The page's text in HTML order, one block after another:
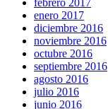
enero 2017
diciembre 2016
noviembre 2016
octubre 2016
septiembre 2016
agosto 2016
julio 2016
junio 2016